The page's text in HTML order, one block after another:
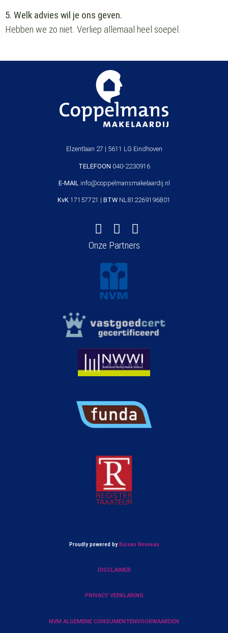
5. Welk advies wil je ons geven.
Hebben we zo niet. Verliep allemaal heel soepel.
Elzentlaan 27 | 5611 LG Eindhoven
TELEFOON 040-2230916
E-MAIL info@coppelmansmakelaardij.nl
KvK 17157721 | BTW NL812269196B01
Onze Partners
Proudly powered by Bureau Nouveau
DISCLAIMER
PRIVACY VERKLARING
NVM ALGEMENE CONSUMENTENVOORWAARDEN